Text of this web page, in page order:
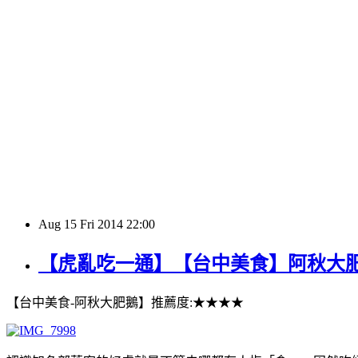
Aug 15 Fri 2014 22:00
【虎亂吃一通】【台中美食】阿秋大
【台中美食-阿秋大肥鵝】推薦度:★★★★